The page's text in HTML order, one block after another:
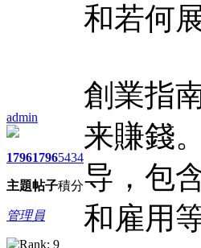
admin
1796
主題
1796
帖子
5434
積分
管理員
和若何
創業指
来賺錢
导，包
和雇用等